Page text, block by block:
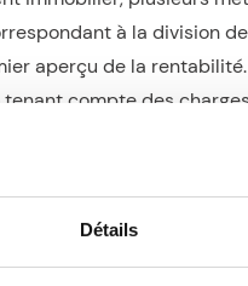
Détails
à la division
aperçu de la
compte des
seulement les
à une